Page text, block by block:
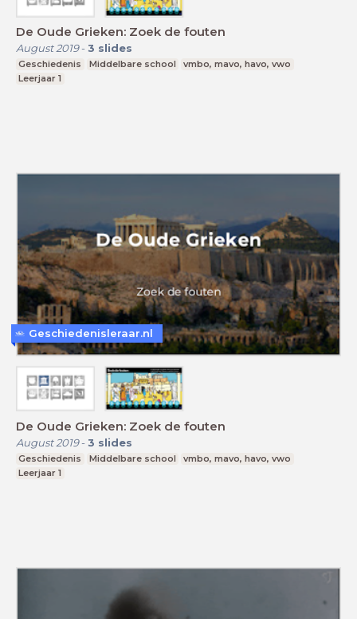
De Oude Grieken: Zoek de fouten
August 2019- 3 slides
Geschiedenis Middelbare school
vmbo, mavo, havo, vwo
Leerjaar 1
De Oude Grieken: Zoek de fouten
August 2019- 3 slides
Geschiedenis Middelbare school
vmbo, mavo, havo, vwo
Leerjaar 1
Geschiedenisleraar.nl